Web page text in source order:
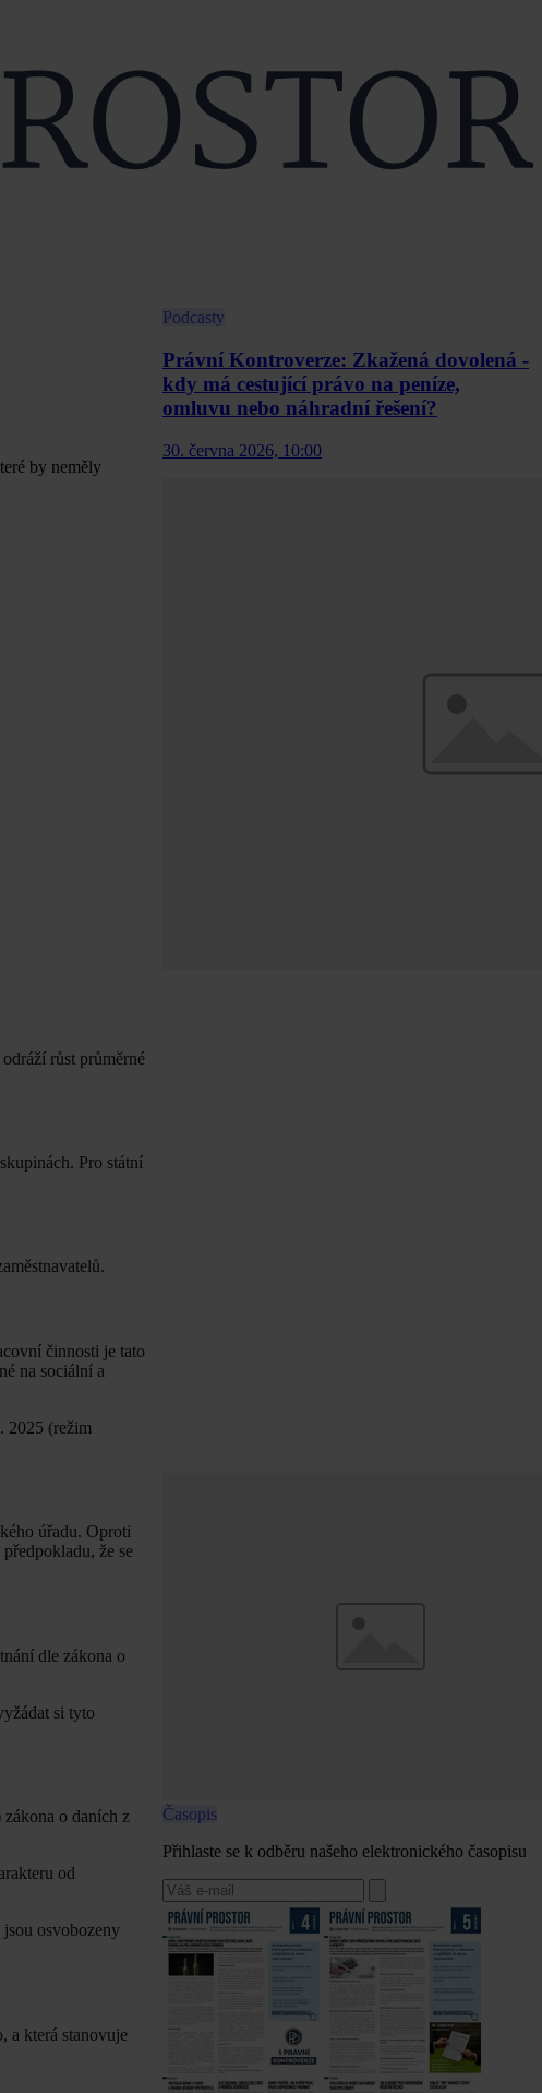
by neměly
růst průměrné
Pro státní
činnosti je tato
na sociální a
2025 (režim
úřadu. Oproti
že se
dle zákona o
si tyto
zákona o daních z
od
osvobozeny
a která stanovuje
Podcasty
Právní Kontroverze: Zkažená dovolená -
kdy má cestující právo na peníze,
omluvu nebo náhradní řešení?
30. června 2026, 10:00
Časopis
Přihlaste se k odběru našeho elektronického časopisu